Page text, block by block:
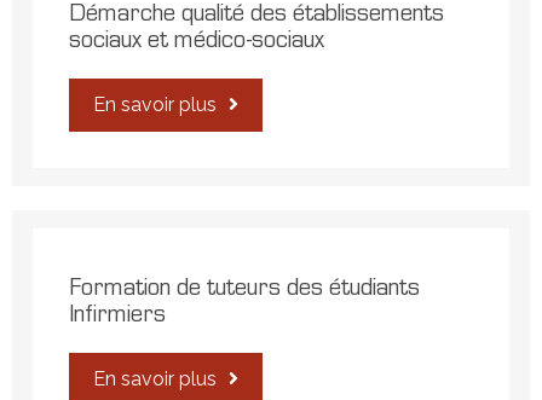
Démarche qualité des établissements
sociaux et médico-sociaux
En savoir plus
Formation de tuteurs des étudiants
Infirmiers
En savoir plus